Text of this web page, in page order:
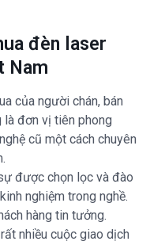
đèn laser
Nam
của người chán, bán
là đơn vị tiên phong
cũ một cách chuyên
được chọn lọc và đào
nghiệm trong nghề.
hàng tin tưởng.
nhiều cuộc giao dịch